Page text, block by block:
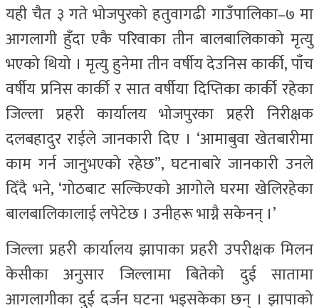
यही चैत ३ गते भोजपुरको हतुवागढी गाउँपालिका–७ मा
आगलागी हुँदा एकै परिवाका तीन बालबालिकाको मृत्यु
भएको थियो । मृत्यु हुनेमा तीन वर्षीय देउनिस कार्की, पाँच
वर्षीय प्रनिस कार्की र सात वर्षीया दिप्तिका कार्की रहेका
जिल्ला प्रहरी कार्यालय भोजपुरका प्रहरी निरीक्षक
दलबहादुर राईले जानकारी दिए । ‘आमाबुवा खेतबारीमा
काम गर्न जानुभएको रहेछ”, घटनाबारे जानकारी उनले
दिँदै भने, ‘गोठबाट सल्किएको आगोले घरमा खेलिरहेका
बालबालिकालाई लपेटेछ । उनीहरू भाग्नै सकेनन् ।’
जिल्ला प्रहरी कार्यालय झापाका प्रहरी उपरीक्षक मिलन
केसीका अनुसार जिल्लामा बितेको दुई सातामा
आगलागीका दुई दर्जन घटना भइसकेका छन् । झापाको